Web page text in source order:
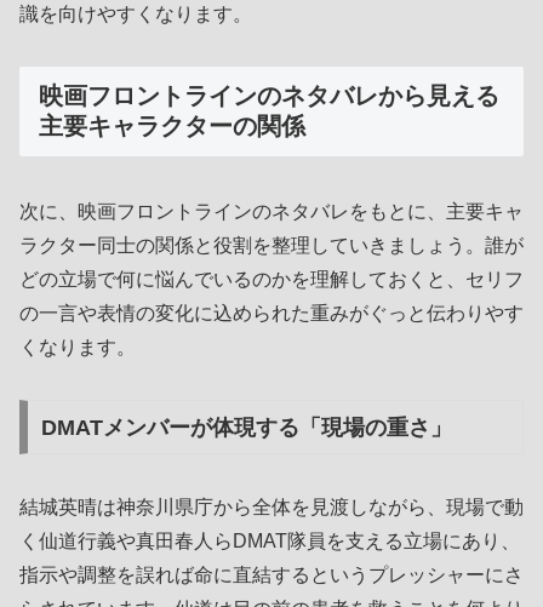
識を向けやすくなります。
映画フロントラインのネタバレから見える
主要キャラクターの関係
次に、映画フロントラインのネタバレをもとに、主要キャ
ラクター同士の関係と役割を整理していきましょう。誰が
どの立場で何に悩んでいるのかを理解しておくと、セリフ
の一言や表情の変化に込められた重みがぐっと伝わりやす
くなります。
DMATメンバーが体現する「現場の重さ」
結城英晴は神奈川県庁から全体を見渡しながら、現場で動
く仙道行義や真田春人らDMAT隊員を支える立場にあり、
指示や調整を誤れば命に直結するというプレッシャーにさ